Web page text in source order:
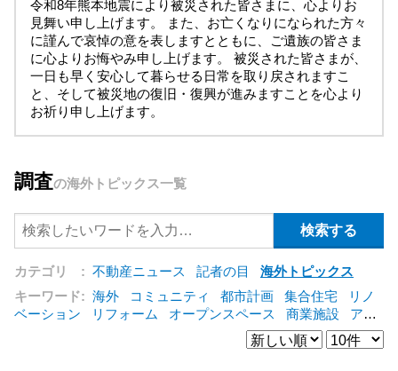
令和8年熊本地震により被災された皆さまに、心よりお
見舞い申し上げます。 また、お亡くなりになられた方々
に謹んで哀悼の意を表しますとともに、ご遺族の皆さま
に心よりお悔やみ申し上げます。 被災された皆さまが、
一日も早く安心して暮らせる日常を取り戻されますこ
と、そして被災地の復旧・復興が進みますことを心より
お祈り申し上げます。
調査の海外トピックス一覧
カテゴリ : 不動産ニュース 記者の目
海外トピックス
キーワード: 海外 コミュニティ 都市計画 集合住宅
リノ
ベーション
リフォーム オープンスペース 商業施設
アパ
エネルギー
新型コロ
コンバージョン
都市再生